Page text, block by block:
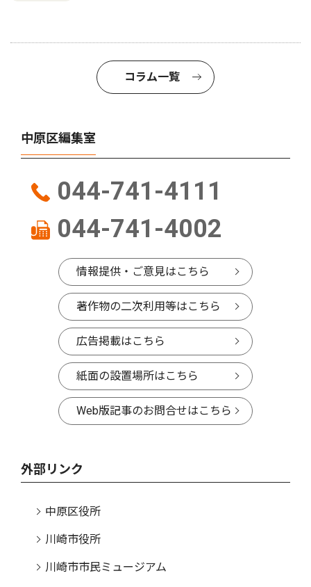
コラム一覧
中原区編集室
044-741-4111
044-741-4002
情報提供・ご意見はこちら
著作物の二次利用等はこちら
広告掲載はこちら
紙面の設置場所はこちら
Web版記事のお問合せはこちら
外部リンク
中原区役所
川崎市役所
川崎市市民ミュージアム